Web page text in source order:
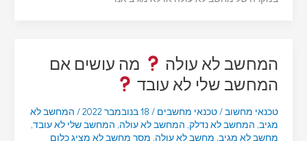
המחשב לא עולה
מה עושים אם
המחשב שלי לא עובד
טכנאי מחשוב/טכנאי מחשבים / 18 בנובמבר 2022 / המחשב לא
מגיב, המחשב לא נדלק, המחשב לא עולה, המחשב שלי לא עובד,
מחשב לא מגיב, מחשב לא עולה, מסך מחשב לא מציג כלום